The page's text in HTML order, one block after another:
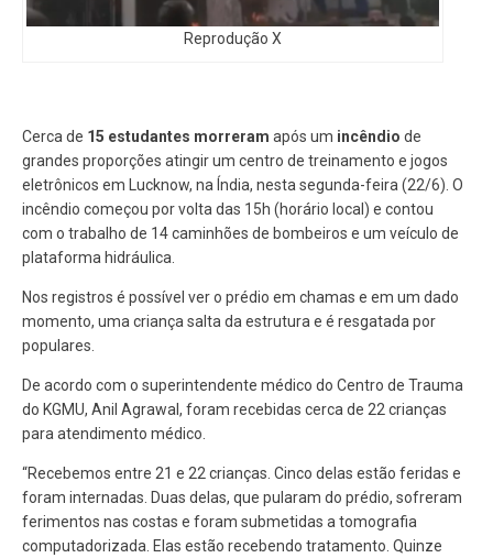
Reprodução X
Cerca de 15 estudantes morreram após um incêndio de
grandes proporções atingir um centro de treinamento e jogos
eletrônicos em Lucknow, na Índia, nesta segunda-feira (22/6). O
incêndio começou por volta das 15h (horário local) e contou
com o trabalho de 14 caminhões de bombeiros e um veículo de
plataforma hidráulica.
Nos registros é possível ver o prédio em chamas e em um dado
momento, uma criança salta da estrutura e é resgatada por
populares.
De acordo com o superintendente médico do Centro de Trauma
do KGMU, Anil Agrawal, foram recebidas cerca de 22 crianças
para atendimento médico.
“Recebemos entre 21 e 22 crianças. Cinco delas estão feridas e
foram internadas. Duas delas, que pularam do prédio, sofreram
ferimentos nas costas e foram submetidas a tomografia
computadorizada. Elas estão recebendo tratamento. Quinze